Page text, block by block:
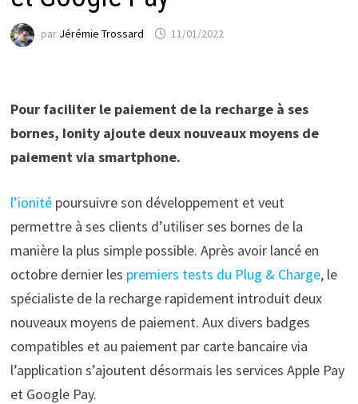
par Jérémie Trossard 11/01/2022
Pour faciliter le paiement de la recharge à ses
bornes, Ionity ajoute deux nouveaux moyens de
paiement via smartphone.
l’ionitépoursuivre son développement et veut
permettre à ses clients d’utiliser ses bornes de la
manière la plus simple possible. Après avoir lancé en
octobre dernier les premiers tests du Plug & Charge, le
spécialiste de la recharge rapidement introduit deux
nouveaux moyens de paiement. Aux divers badges
compatibles et au paiement par carte bancaire via
l’application s’ajoutent désormais les services Apple Pay
et Google Pay.